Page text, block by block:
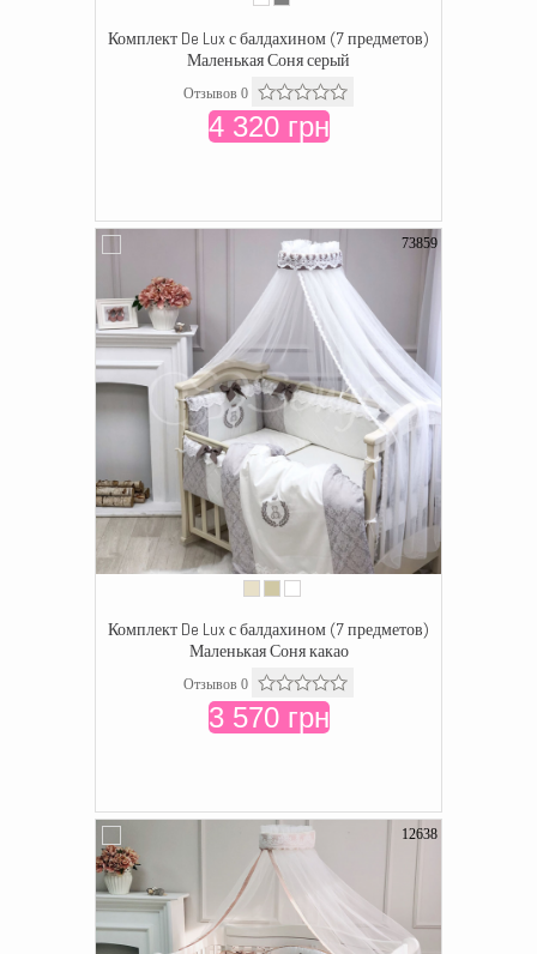
Комплект De Lux с балдахином (7 предметов)
Маленькая Соня серый
Отзывов 0
4 320 грн
73859
Комплект De Lux с балдахином (7 предметов)
Маленькая Соня какао
Отзывов 0
3 570 грн
12638